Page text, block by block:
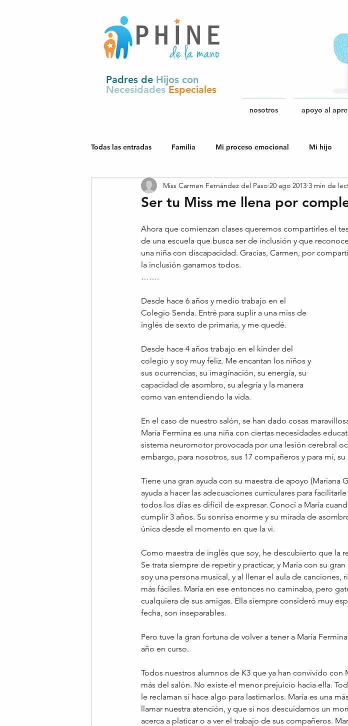
Padres de Hijos con
NecesidadesEspeciales
nosotros apoyo al
Todas las entradas Familia Mi proceso emocional Mi hijo
Derechos y política pública
Ser tu Miss me llena por
Miss Carmen Fernández del Paso 20 ago 2013 3 min de
Ahora que comienzan clases queremos compartirles el
de una escuela que busca ser de inclusión y que
una niña con discapacidad. Gracias, Carmen, por
la inclusión ganamos todos.
…….
Desde hace 6 años y medio trabajo en el
Colegio Senda. Entré para suplir a una miss de
inglés de sexto de primaria, y me quedé.
Desde hace 4 años trabajo en el kínder del
colegio y soy muy feliz. Me encantan los niños y
sus ocurrencias, su imaginación, su energía, su
capacidad de asombro, su alegría y la manera
como van entendiendo la vida.
En el caso de nuestro salón, se han dado cosas
María Fermina es una niña con ciertas necesidades
sistema neuromotor provocada por una lesión cerebral
embargo, para nosotros, sus 17 compañeros y para mí,
Tiene una gran ayuda con su maestra de apoyo (Mariana
ayuda a hacer las adecuaciones curriculares para
todos los días es difícil de expresar. Conocí a María
cumplir 3 años. Su sonrisa enorme y su mirada de
única desde el momento en que la vi.
Como maestra de inglés que soy, he descubierto que la
Se trata siempre de repetir y practicar, y María con su
soy una persona musical, y al llenar el aula de canciones,
más fáciles. María en ese entonces no caminaba, pero
cualquiera de sus amigas. Ella siempre consideró muy
fecha, son inseparables.
Pero tuve la gran fortuna de volver a tener a María
año en curso.
Todos nuestros alumnos de K3 que ya han convivido
más del salón. No existe el menor prejuicio hacia ella.
le reclaman si hace algo para lastimarlos. María es una
llamar nuestra atención, y que si nos descuidamos un
acerca a platicar o a ver el trabajo de sus compañeros.